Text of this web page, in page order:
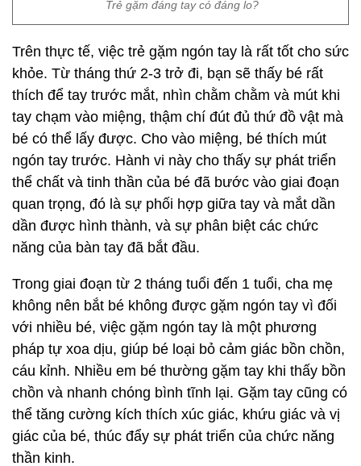
Trẻ gặm đáng tay có đáng lo?
Trên thực tế, việc trẻ gặm ngón tay là rất tốt cho sức
khỏe. Từ tháng thứ 2-3 trở đi, bạn sẽ thấy bé rất
thích để tay trước mắt, nhìn chằm chằm và mút khi
tay chạm vào miệng, thậm chí đút đủ thứ đồ vật mà
bé có thể lấy được. Cho vào miệng, bé thích mút
ngón tay trước. Hành vi này cho thấy sự phát triển
thể chất và tinh thần của bé đã bước vào giai đoạn
quan trọng, đó là sự phối hợp giữa tay và mắt dần
dần được hình thành, và sự phân biệt các chức
năng của bàn tay đã bắt đầu.
Trong giai đoạn từ 2 tháng tuổi đến 1 tuổi, cha mẹ
không nên bắt bé không được gặm ngón tay vì đối
với nhiều bé, việc gặm ngón tay là một phương
pháp tự xoa dịu, giúp bé loại bỏ cảm giác bồn chồn,
cáu kỉnh. Nhiều em bé thường gặm tay khi thấy bồn
chồn và nhanh chóng bình tĩnh lại. Gặm tay cũng có
thể tăng cường kích thích xúc giác, khứu giác và vị
giác của bé, thúc đẩy sự phát triển của chức năng
thần kinh.